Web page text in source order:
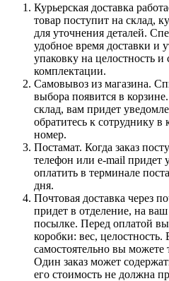
Курьерская доставка
товар поступит на склад,
для уточнения деталей.
удобное время доставки и
упаковку на целостность и
комплектации.
Самовывоз из магазина.
выбора появится в
склад, вам придет
обратитесь к сотруднику в
номер.
Постамат. Когда заказ
телефон или e-mail придет
оплатить в терминале
дня.
Почтовая доставка через
придет в отделение, на
посылке. Перед оплатой
коробки: вес, целостность.
самостоятельно вы можете
Один заказ может
его стоимость не должна